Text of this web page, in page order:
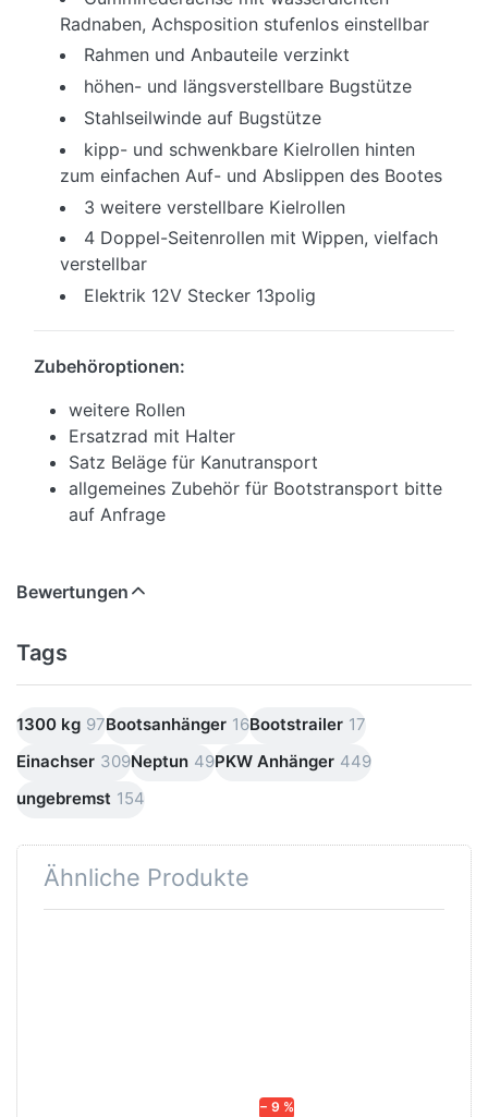
Radnaben, Achsposition stufenlos einstellbar
Rahmen und Anbauteile verzinkt
höhen- und längsverstellbare Bugstütze
Stahlseilwinde auf Bugstütze
kipp- und schwenkbare Kielrollen hinten
zum einfachen Auf- und Abslippen des Bootes
3 weitere verstellbare Kielrollen
4 Doppel-Seitenrollen mit Wippen, vielfach
verstellbar
Elektrik 12V Stecker 13polig
Zubehöroptionen:
weitere Rollen
Ersatzrad mit Halter
Satz Beläge für Kanutransport
allgemeines Zubehör für Bootstransport bitte
auf Anfrage
Bewertungen
Tags
1300 kg 97Bootsanhänger 16Bootstrailer 17
Einachser 309Neptun 49PKW Anhänger 449
ungebremst 154
Ähnliche Produkte
− 9 %